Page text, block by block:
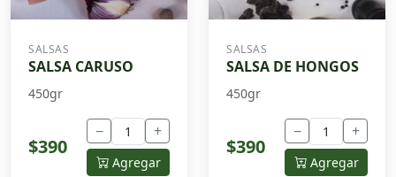
SALSAS
SALSA CARUSO
450gr
$390
− +
Agregar
SALSAS
SALSA DE HONGOS
450gr
$390
− +
Agregar